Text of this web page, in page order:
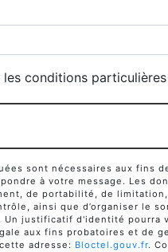
conditions
sont nécessaires aux
à votre message. Les
de portabilité, de
ainsi que d’organiser le
justificatif d'identité pourra
aux fins probatoires et de
adresse: Bloctel.gouv.fr.